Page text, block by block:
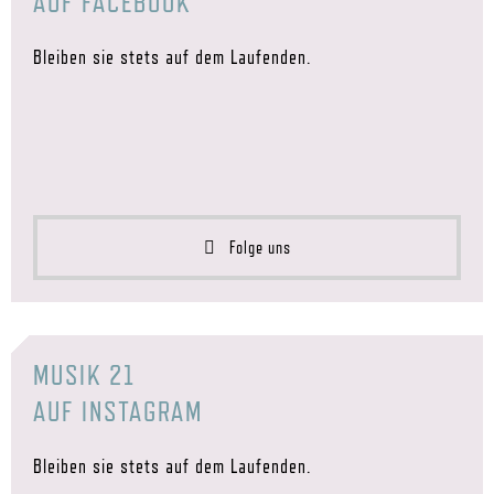
Bleiben sie stets auf dem Laufenden.
Folge uns
MUSIK 21
AUF INSTAGRAM
Bleiben sie stets auf dem Laufenden.